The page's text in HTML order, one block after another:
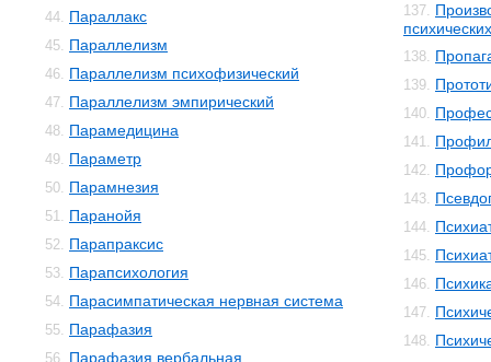
44. Параллакс
45. Параллелизм
46. Параллелизм психофизический
47. Параллелизм эмпирический
48. Парамедицина
49. Параметр
50. Парамнезия
51. Паранойя
52. Парапраксис
53. Парапсихология
54. Парасимпатическая нервная система
55. Парафазия
56. Парафазия вербальная
137.
138.
139.
140.
141.
142.
143.
144.
145.
146.
147.
148.